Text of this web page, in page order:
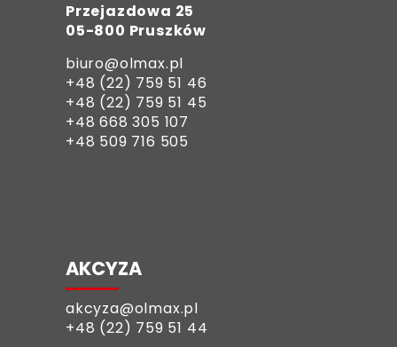
Przejazdowa 25
05-800 Pruszków
biuro@olmax.pl
+48 (22) 759 51 46
+48 (22) 759 51 45
+48 668 305 107
+48 509 716 505
AKCYZA
akcyza@olmax.pl
+48 (22) 759 51 44